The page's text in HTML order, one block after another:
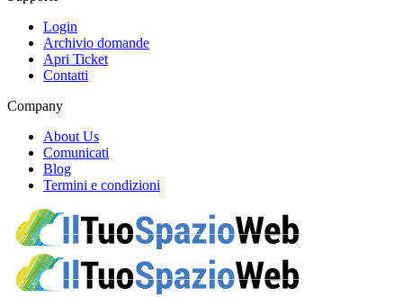
Login
Archivio domande
Apri Ticket
Contatti
Company
About Us
Comunicati
Blog
Termini e condizioni